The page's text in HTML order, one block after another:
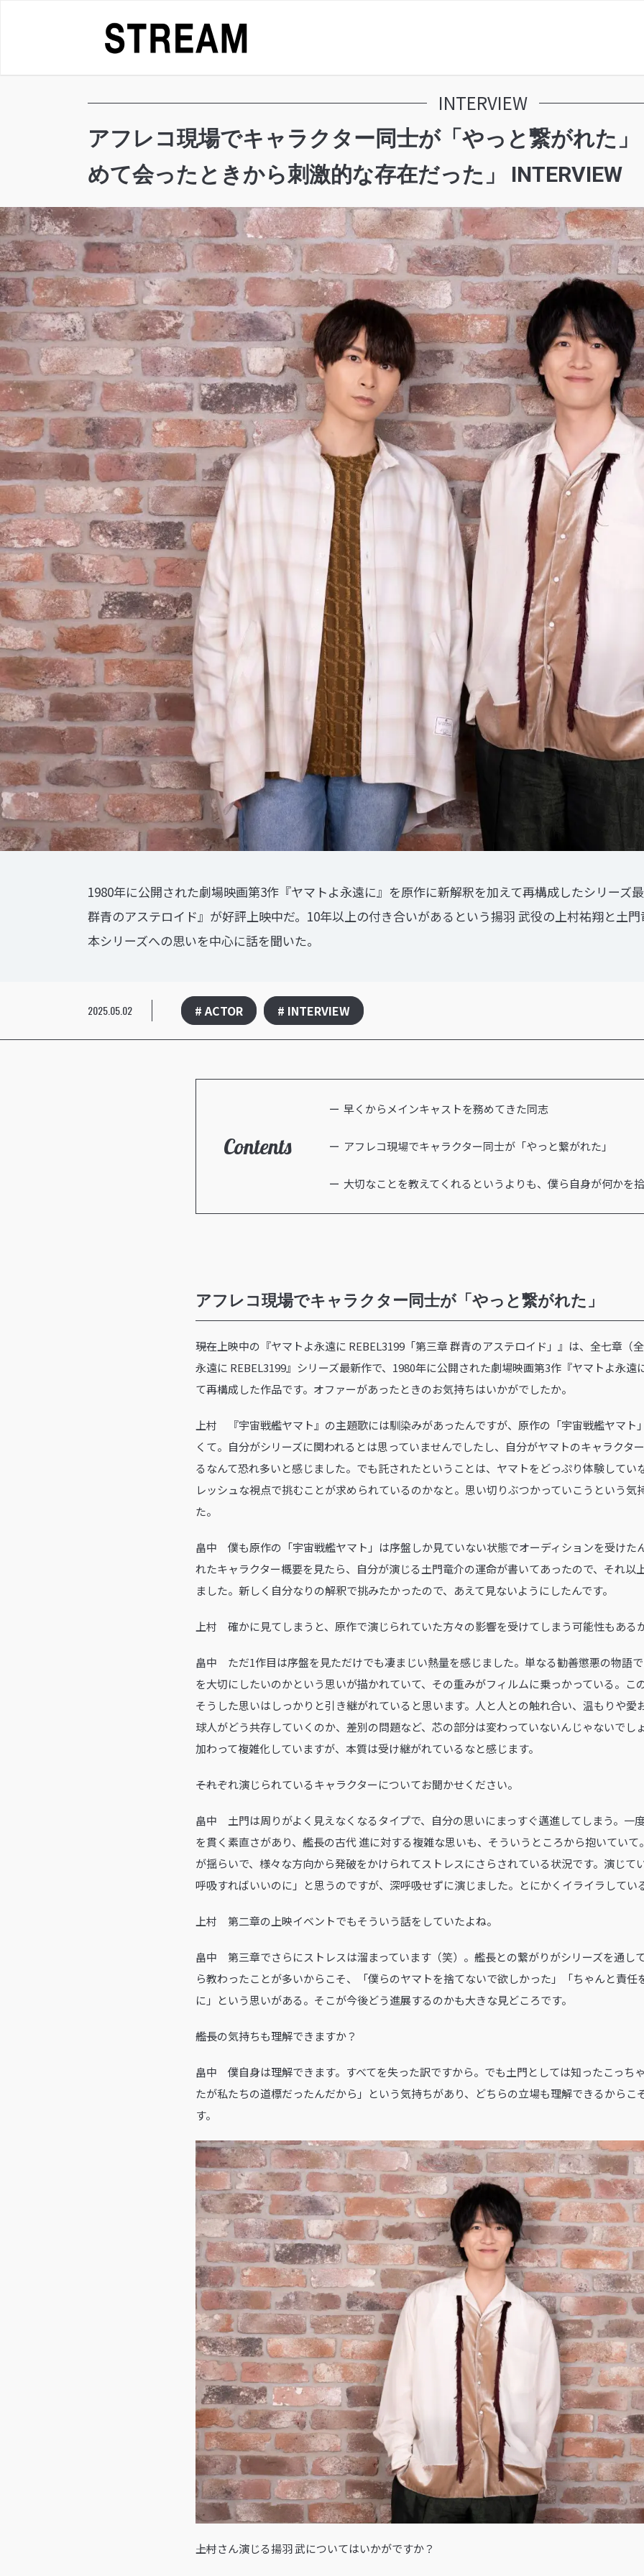
INTERVIEW
アフレコ現場でキャラクター同士が「やっと繋がれた」
めて会ったときから刺激的な存在だった」 INTERVIEW
1980年に公開された劇場映画第3作『ヤマトよ永遠に』を原作に新解釈を加えて再構成したシリーズ
群青のアステロイド』が好評上映中だ。10年以上の付き合いがあるという揚羽 武役の上村祐翔と土
本シリーズへの思いを中心に話を聞いた。
2025.05.02 # ACTOR # INTERVIEW
Contents
早くからメインキャストを務めてきた同志
アフレコ現場でキャラクター同士が「やっと繋がれた」
大切なことを教えてくれるというよりも、僕ら自身が何かを
アフレコ現場でキャラクター同士が「やっと繋がれた」
――現在上映中の『ヤマトよ永遠に REBEL3199「第三章 群青のアステロイド」』は、全七章（
永遠に REBEL3199』シリーズ最新作で、1980年に公開された劇場映画第3作『ヤマトよ永遠
て再構成した作品です。オファーがあったときのお気持ちはいかがでしたか。
上村 『宇宙戦艦ヤマト』の主題歌には馴染みがあったんですが、原作の「宇宙戦艦ヤマト
くて。自分がシリーズに関われるとは思っていませんでしたし、自分がヤマトのキャラクタ
るなんて恐れ多いと感じました。でも託されたということは、ヤマトをどっぷり体験してい
レッシュな視点で挑むことが求められているのかなと。思い切りぶつかっていこうという気
た。
畠中 僕も原作の「宇宙戦艦ヤマト」は序盤しか見ていない状態でオーディションを受けた
れたキャラクター概要を見たら、自分が演じる土門竜介の運命が書いてあったので、それ以
ました。新しく自分なりの解釈で挑みたかったので、あえて見ないようにしたんです。
上村 確かに見てしまうと、原作で演じられていた方々の影響を受けてしまう可能性もある
畠中 ただ1作目は序盤を見ただけでも凄まじい熱量を感じました。単なる勧善懲悪の物語
を大切にしたいのかという思いが描かれていて、その重みがフィルムに乗っかっている。こ
そうした思いはしっかりと引き継がれていると思います。人と人との触れ合い、温もりや愛
球人がどう共存していくのか、差別の問題など、芯の部分は変わっていないんじゃないでし
加わって複雑化していますが、本質は受け継がれているなと感じます。
――それぞれ演じられているキャラクターについてお聞かせください。
畠中 土門は周りがよく見えなくなるタイプで、自分の思いにまっすぐ邁進してしまう。一
を貫く素直さがあり、艦長の古代 進に対する複雑な思いも、そういうところから抱いてい
が揺らいで、様々な方向から発破をかけられてストレスにさらされている状況です。演じて
呼吸すればいいのに」と思うのですが、深呼吸せずに演じました。とにかくイライラしてい
上村 第二章の上映イベントでもそういう話をしていたよね。
畠中 第三章でさらにストレスは溜まっています（笑）。艦長との繋がりがシリーズを通し
ら教わったことが多いからこそ、「僕らのヤマトを捨てないで欲しかった」「ちゃんと責任
に」という思いがある。そこが今後どう進展するのかも大きな見どころです。
――艦長の気持ちも理解できますか？
畠中 僕自身は理解できます。すべてを失った訳ですから。でも土門としては知ったこっち
たが私たちの道標だったんだから」という気持ちがあり、どちらの立場も理解できるからこ
す。
――上村さん演じる揚羽 武についてはいかがですか？